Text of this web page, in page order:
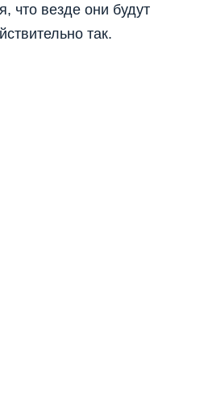
что везде они будут
так.